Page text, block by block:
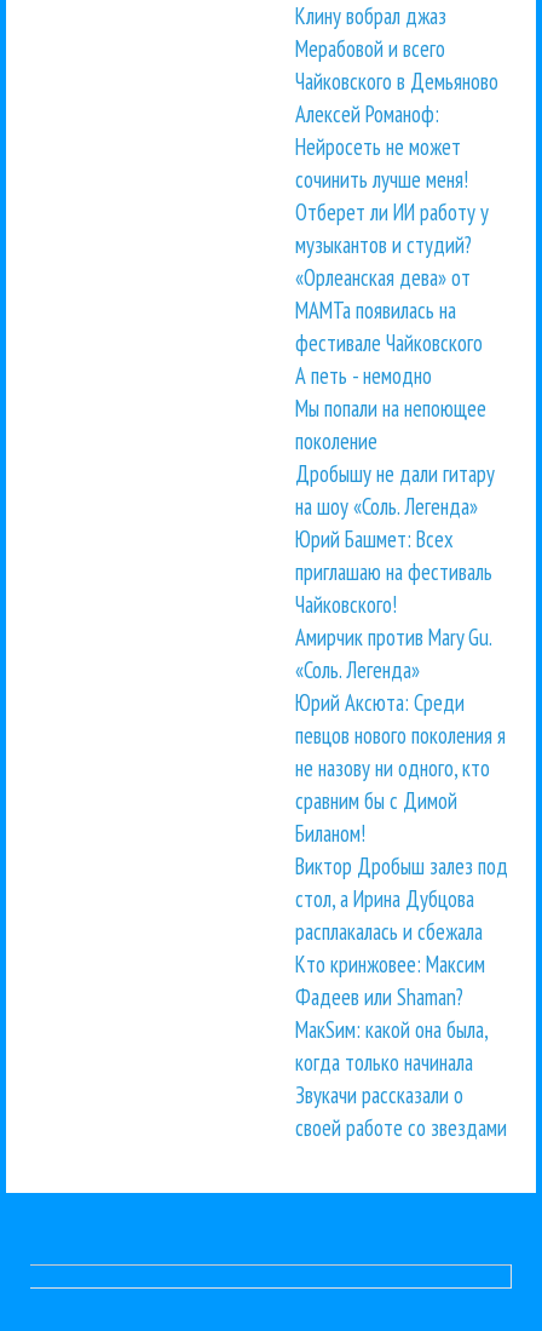
Клину вобрал джаз
Мерабовой и всего
Чайковского в Демьяново
Алексей Романоф:
Нейросеть не может
сочинить лучше меня!
Отберет ли ИИ работу у
музыкантов и студий?
«Орлеанская дева» от
МАМТа появилась на
фестивале Чайковского
А петь - немодно
Мы попали на непоющее
поколение
Дробышу не дали гитару
на шоу «Соль. Легенда»
Юрий Башмет: Всех
приглашаю на фестиваль
Чайковского!
Амирчик против Mary Gu.
«Соль. Легенда»
Юрий Аксюта: Среди
певцов нового поколения я
не назову ни одного, кто
сравним бы с Димой
Биланом!
Виктор Дробыш залез под
стол, а Ирина Дубцова
расплакалась и сбежала
Кто кринжовее: Максим
Фадеев или Shaman?
МакSим: какой она была,
когда только начинала
Звукачи рассказали о
своей работе со звездами